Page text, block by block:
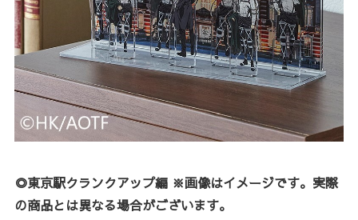
◎東京駅クランクアップ編 ※画像はイメージです。実際
の商品とは異なる場合がございます。